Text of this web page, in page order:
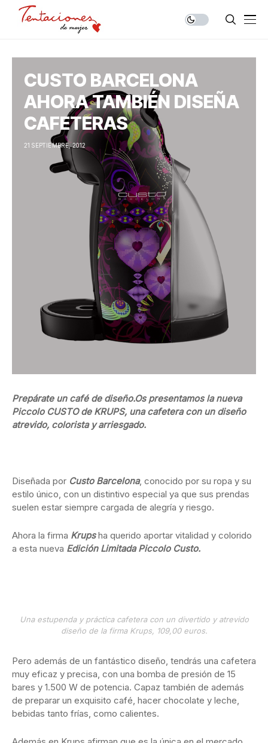
CUSTO BARCELONA
AHORA TAMBIÉN DISEÑA
CAFETERAS
21 SEPTIEMBRE, 2012
Prepárate un café de diseño.Os presentamos la nueva
Piccolo CUSTO de KRUPS, una cafetera con un diseño
atrevido, colorista y arriesgado.
Diseñada por Custo Barcelona, conocido por su ropa y su
estilo único, con un distintivo especial ya que sus prendas
suelen estar siempre cargada de alegría y riesgo.
Ahora la firma Krupsha querido aportar vitalidad y colorido
a esta nueva Edición Limitada Piccolo Custo.
Una estupenda y práctica cafetera con un divertido y atrevido
diseño de la firma Krups, 109,00 euros.
Pero además de un fantástico diseño, tendrás una cafetera
muy eficaz y precisa, con una bomba de presión de 15
bares y 1.500 W de potencia. Capaz también de además
de preparar un exquisito café, hacer chocolate y leche,
bebidas tanto frías, como calientes.